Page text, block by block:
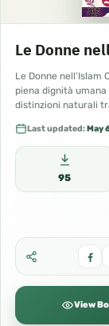
Le Donne
Le Donne
piena dignità
distinzioni naturali
Last updated:May
95
View